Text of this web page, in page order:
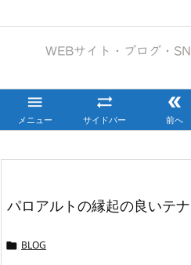

メニュー

サイドバー

前へ
パロアルトの縁起の良いテ
 BLOG